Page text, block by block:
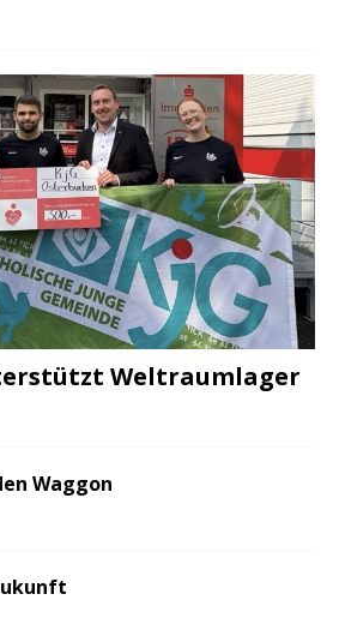
Weltraumlager
Waggon